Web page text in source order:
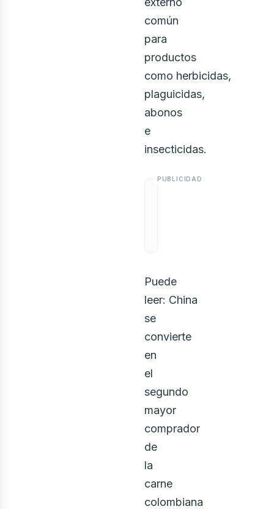
común
para
productos
como herbicidas,
plaguicidas,
abonos
e
insecticidas.
Puede
leer: China
se
convierte
en
el
segundo
mayor
comprador
de
la
carne
colombiana